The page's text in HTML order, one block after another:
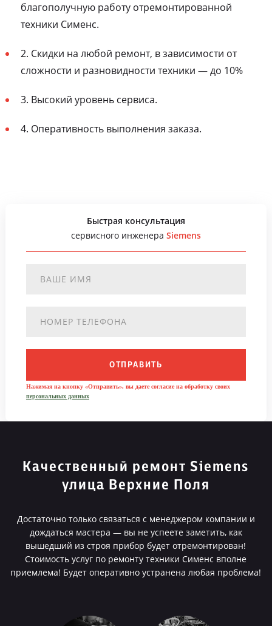
благополучную работу отремонтированной
техники Сименс.
2. Скидки на любой ремонт, в зависимости от
сложности и разновидности техники — до 10%
3. Высокий уровень сервиса.
4. Оперативность выполнения заказа.
Быстрая консультация
сервисного инженера Siemens
ОТПРАВИТЬ
Нажимая на кнопку «Отправить», вы даете согласие на обработку своих
персональных данных
Качественный ремонт Siemens
улица Верхние Поля
Достаточно только связаться с менеджером компании и
дождаться мастера — вы не успеете заметить, как
вышедший из строя прибор будет отремонтирован!
Стоимость услуг по ремонту техники Сименс вполне
приемлема! Будет оперативно устранена любая проблема!